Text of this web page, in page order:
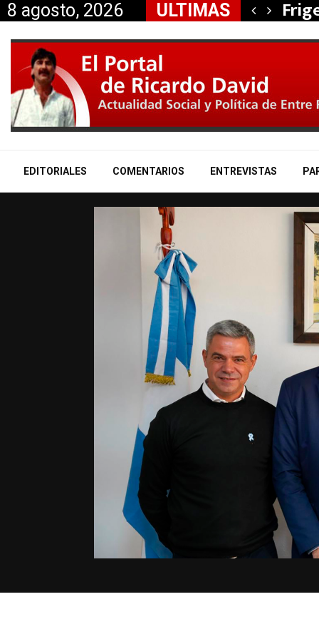
8 agosto, 2026 ULTIMAS
Miranda anunció…
EDITORIALES COMENTARIOS ENTREVISTAS